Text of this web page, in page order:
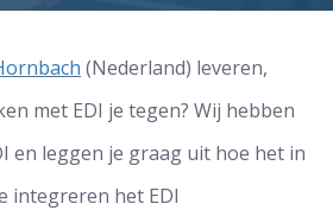
(Nederland) leveren,
met EDI je tegen? Wij hebben
en leggen je graag uit hoe het in
integreren het EDI